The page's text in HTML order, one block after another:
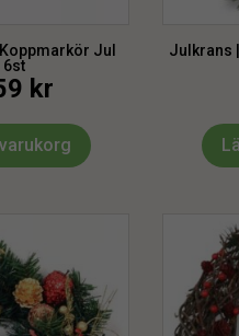
Jul
6st
kr
Julkrans